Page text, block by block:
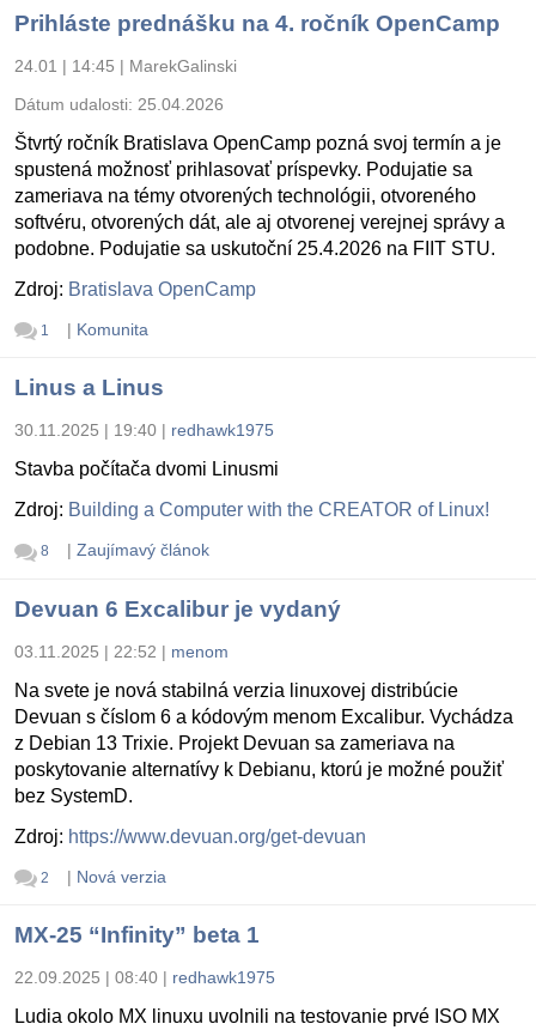
Prihláste prednášku na 4. ročník OpenCamp
24.01 | 14:45 | MarekGalinski
Dátum udalosti: 25.04.2026
Štvrtý ročník Bratislava OpenCamp pozná svoj termín a je
spustená možnosť prihlasovať príspevky. Podujatie sa
zameriava na témy otvorených technológii, otvoreného
softvéru, otvorených dát, ale aj otvorenej verejnej správy a
podobne. Podujatie sa uskutoční 25.4.2026 na FIIT STU.
Zdroj: Bratislava OpenCamp
1 | Komunita
Linus a Linus
30.11.2025 | 19:40 | redhawk1975
Stavba počítača dvomi Linusmi
Zdroj: Building a Computer with the CREATOR of Linux!
8 | Zaujímavý článok
Devuan 6 Excalibur je vydaný
03.11.2025 | 22:52 | menom
Na svete je nová stabilná verzia linuxovej distribúcie
Devuan s číslom 6 a kódovým menom Excalibur. Vychádza
z Debian 13 Trixie. Projekt Devuan sa zameriava na
poskytovanie alternatívy k Debianu, ktorú je možné použiť
bez SystemD.
Zdroj: https://www.devuan.org/get-devuan
2 | Nová verzia
MX-25 “Infinity” beta 1
22.09.2025 | 08:40 | redhawk1975
Ludia okolo MX linuxu uvolnili na testovanie prvé ISO MX